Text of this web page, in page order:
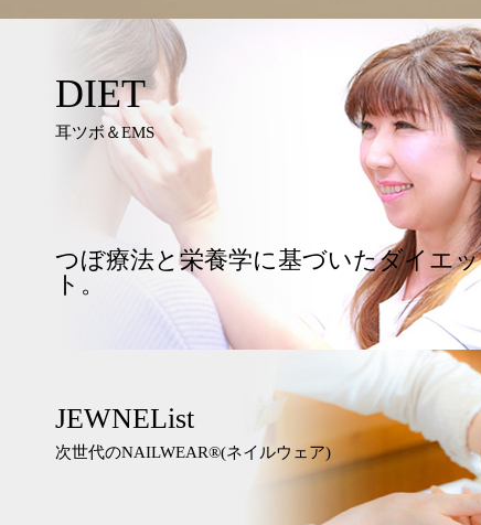
DIET
耳ツボ＆EMS
つぼ療法と栄養学に基づいたダイエッ
ト。
JEWNEList
次世代のNAILWEAR®︎(ネイルウェア)